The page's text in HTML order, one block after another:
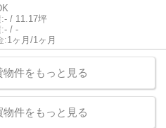
- / 11.17坪
- / -
:1ヶ月/1ヶ月
件をもっと見る
件をもっと見る